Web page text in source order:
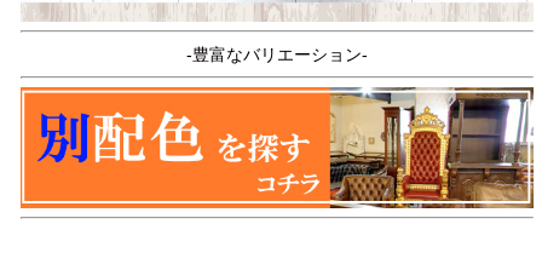
-豊富なバリエーション-